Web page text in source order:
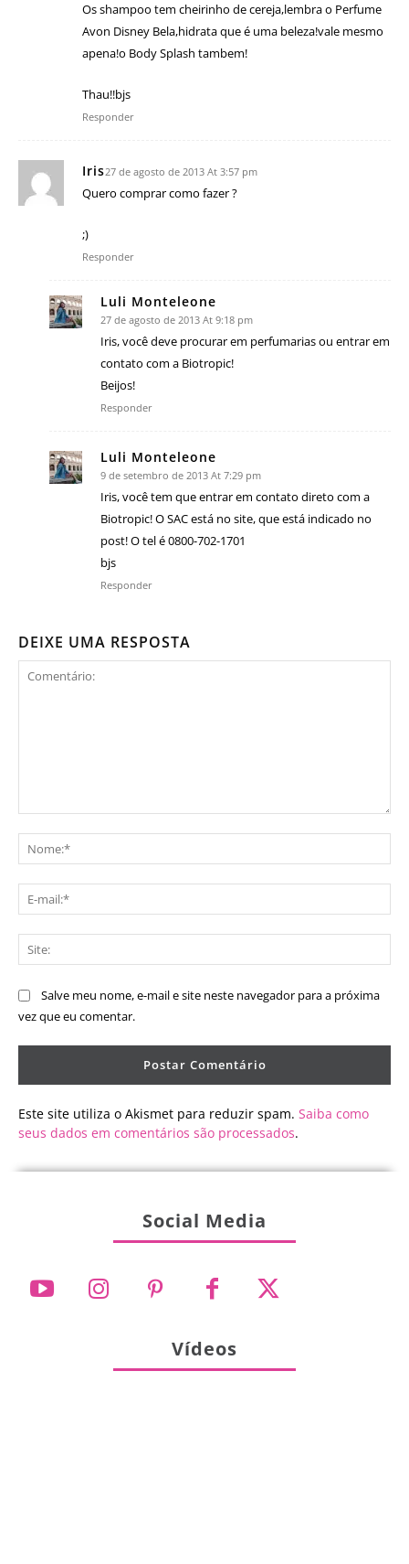
Os shampoo tem cheirinho de cereja,lembra o Perfume
Avon Disney Bela,hidrata que é uma beleza!vale mesmo
apena!o Body Splash tambem!
Thau!!bjs
Responder
Iris27 de agosto de 2013 At 3:57 pm
Quero comprar como fazer ?
;)
Responder
Luli Monteleone
27 de agosto de 2013 At 9:18 pm
Iris, você deve procurar em perfumarias ou entrar em
contato com a Biotropic!
Beijos!
Responder
Luli Monteleone
9 de setembro de 2013 At 7:29 pm
Iris, você tem que entrar em contato direto com a
Biotropic! O SAC está no site, que está indicado no
post! O tel é 0800-702-1701
bjs
Responder
DEIXE UMA RESPOSTA
Salve meu nome, e-mail e site neste navegador para a próxima
vez que eu comentar.
Este site utiliza o Akismet para reduzir spam. Saiba como
seus dados em comentários são processados.
Social Media
Vídeos